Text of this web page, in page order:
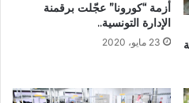
أزمة “كورونا” عجّلت برقمنة
الإدارة التونسية..
23 مايو، 2020